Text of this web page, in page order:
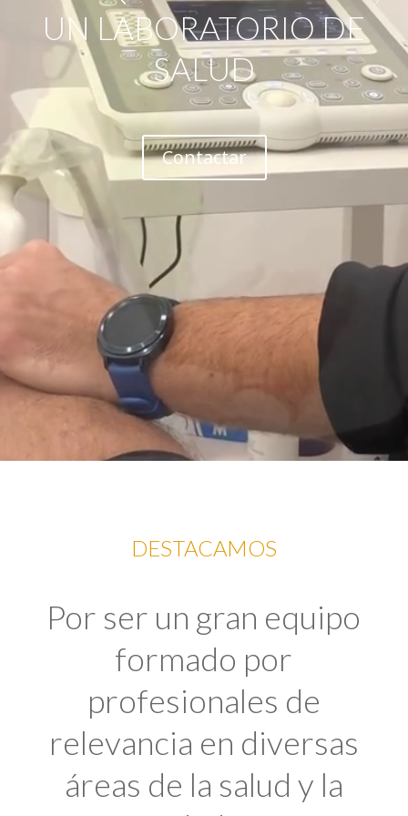
UN LABORATORIO DE
SALUD
Contactar
DESTACAMOS
Por ser un gran equipo
formado por
profesionales de
relevancia en diversas
áreas de la salud y la